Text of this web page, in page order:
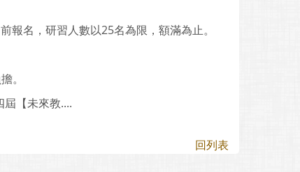
名，研習人數以25名為限，額滿為止。
。
【未來教....
回列表